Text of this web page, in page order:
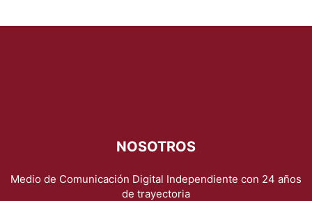
NOSOTROS
Medio de Comunicación Digital Independiente con 24 años
de trayectoria